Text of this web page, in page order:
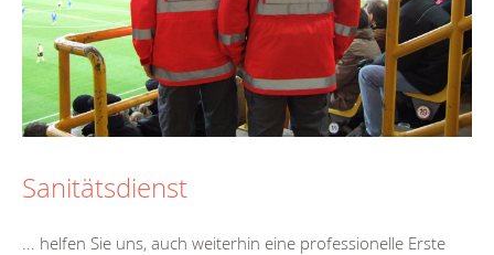
Sanitätsdienst
... helfen Sie uns, auch weiterhin eine professionelle Erste